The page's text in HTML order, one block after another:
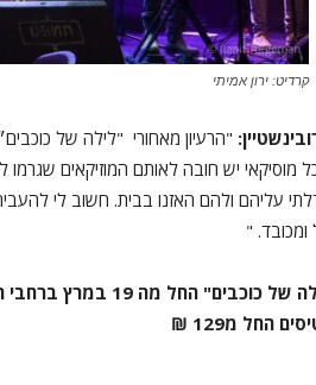
קרדיט: ירון אמיתי
"הרעיון מאחורי "לילה של
מוסיקאי יש חובה לאותם המוזיקאים שגרמו
עליהם ולהם האזנו בבית. חשוב לי
ומכובד. "
כוכבים" החל מה 19 במרץ ברחבי הארץ
החל מ129 ₪